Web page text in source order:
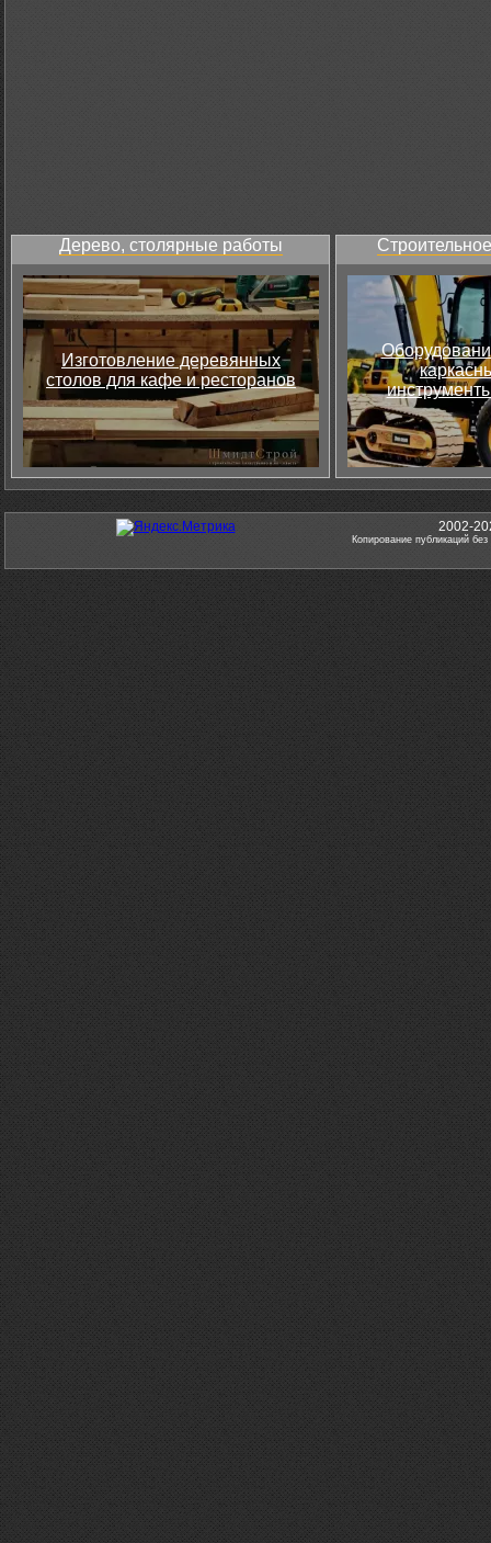
Дерево, столярные работы
Изготовление деревянных
столов для кафе и ресторанов
2002-
Копирование публикаций